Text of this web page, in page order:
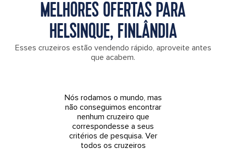
MELHORES OFERTAS PARA
HELSINQUE, FINLÂNDIA
Esses cruzeiros estão vendendo rápido, aproveite antes
que acabem.
Nós rodamos o mundo, mas
não conseguimos encontrar
nenhum cruzeiro que
correspondesse a seus
critérios de pesquisa. Ver
todos os cruzeiros